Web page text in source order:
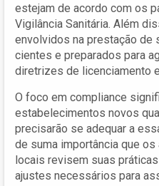
estejam de acordo com os
Vigilância Sanitária. Além
envolvidos na prestação
cientes e preparados para
diretrizes de licenciamento
O foco em compliance
estabelecimentos novos
precisarão se adequar a
de suma importância que
locais revisem suas
ajustes necessários para